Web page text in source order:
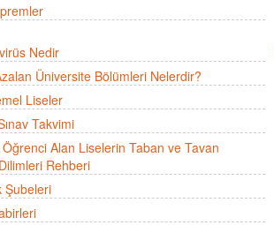
Nedir
Üniversite Bölümleri Nelerdir?
Liseler
Takvimi
Öğrenci Alan Liselerin Taban ve Tavan
Rehberi
Şubeleri